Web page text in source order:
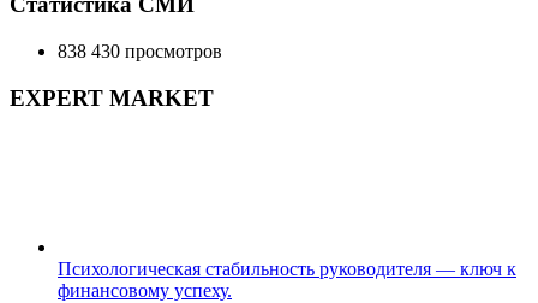
838 430 просмотров
EXPERT MARKET
Психологическая стабильность руководителя — ключ к
финансовому успеху.